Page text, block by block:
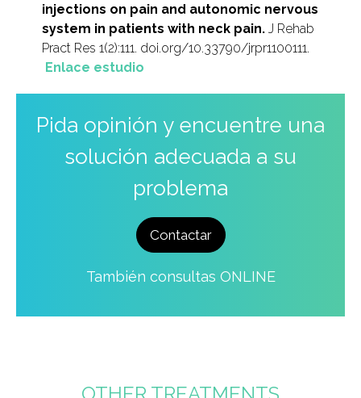
injections on pain and autonomic nervous
system in patients with neck pain. J Rehab
Pract Res 1(2):111. doi.org/10.33790/jrpr1100111.
Enlace estudio
Pida opinión y encuentre una
solución adecuada a su
problema
Contactar
También consultas ONLINE